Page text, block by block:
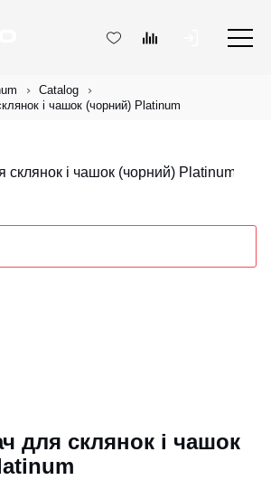
Catalog
і чашок (чорний) Platinum
для склянок і чашок